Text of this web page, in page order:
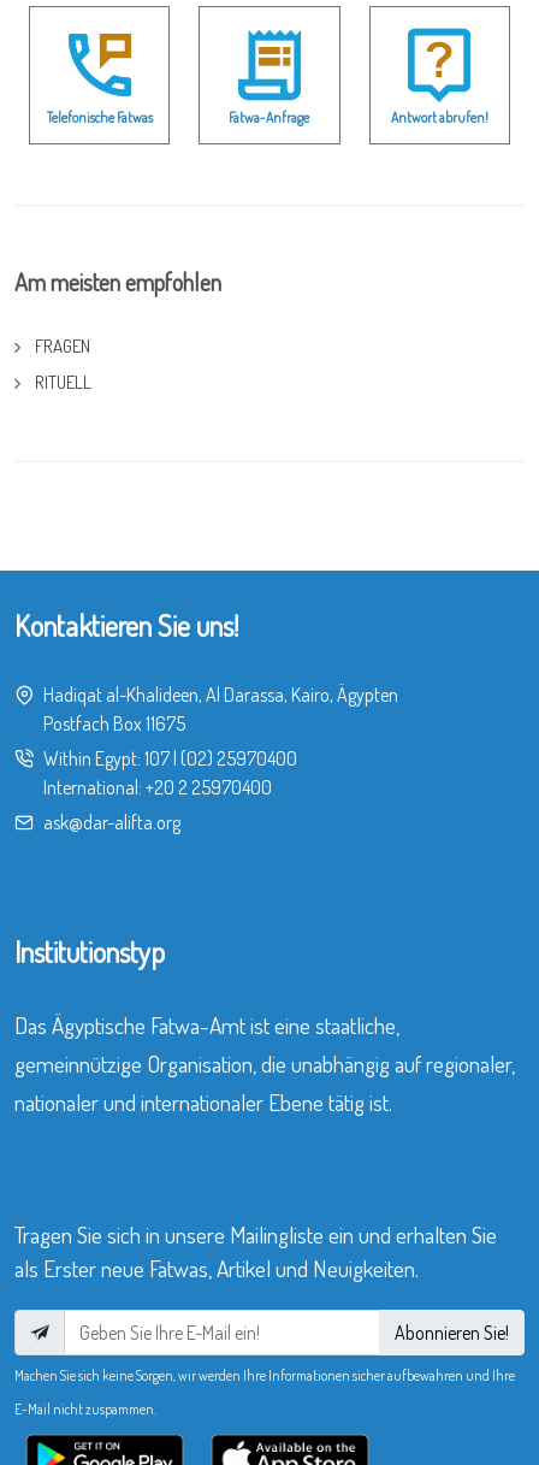
Telefonische Fatwas Fatwa-Anfrage Antwort abrufen!
Am meisten empfohlen
FRAGEN
RITUELL
Kontaktieren Sie uns!
Hadiqat al-Khalideen, Al Darassa, Kairo, Ägypten
Postfach Box 11675
Within Egypt: 107| (02) 25970400
International: +20 2 25970400
ask@dar-alifta.org
Institutionstyp
Das Ägyptische Fatwa-Amt ist eine staatliche,
gemeinnützige Organisation, die unabhängig auf regionaler,
nationaler und internationaler Ebene tätig ist.
Tragen Sie sich in unsere Mailingliste ein und erhalten Sie
als Erster neue Fatwas, Artikel und Neuigkeiten.
Abonnieren Sie!
Machen Sie sich keine Sorgen, wir werden Ihre Informationen sicher aufbewahren und Ihre
E-Mail nicht zuspammen.